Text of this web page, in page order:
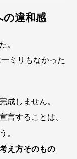
の違和感
。
ミリもなかった
成しません。
言することは、
。
え方そのもの